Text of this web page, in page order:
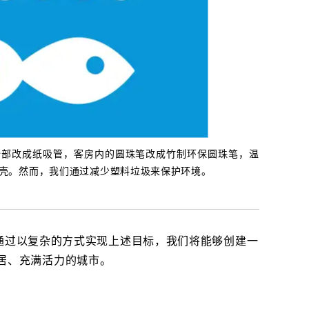
改成纸吸管，客房内的圆珠笔改成竹制环保圆珠笔，温
。然而，我们通过减少塑料垃圾来保护环境。
以复杂的方式实现上述目标，我们将能够创建一
充满活力的城市。